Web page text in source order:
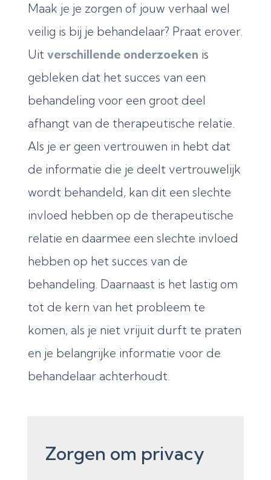
Maak je je zorgen of jouw verhaal wel
veilig is bij je behandelaar? Praat erover.
Uit verschillende onderzoeken is
gebleken dat het succes van een
behandeling voor een groot deel
afhangt van de therapeutische relatie.
Als je er geen vertrouwen in hebt dat
de informatie die je deelt vertrouwelijk
wordt behandeld, kan dit een slechte
invloed hebben op de therapeutische
relatie en daarmee een slechte invloed
hebben op het succes van de
behandeling. Daarnaast is het lastig om
tot de kern van het probleem te
komen, als je niet vrijuit durft te praten
en je belangrijke informatie voor de
behandelaar achterhoudt.
Zorgen om privacy